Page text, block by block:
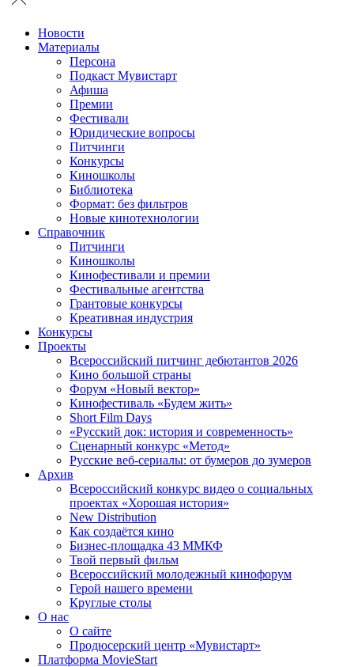
Новости
Материалы
Персона
Подкаст Мувистарт
Афиша
Премии
Фестивали
Юридические вопросы
Питчинги
Конкурсы
Киношколы
Библиотека
Формат: без фильтров
Новые кинотехнологии
Справочник
Питчинги
Киношколы
Кинофестивали и премии
Фестивальные агентства
Грантовые конкурсы
Креативная индустрия
Конкурсы
Проекты
Всероссийский питчинг дебютантов 2026
Кино большой страны
Форум «Новый вектор»
Кинофестиваль «Будем жить»
Short Film Days
«Русский док: история и современность»
Сценарный конкурс «Метод»
Русские веб-сериалы: от бумеров до зумеров
Архив
Всероссийский конкурс видео о социальных
проектах «Хорошая история»
New Distribution
Как создаётся кино
Бизнес-площадка 43 ММКФ
Твой первый фильм
Всероссийский молодежный кинофорум
Герой нашего времени
Круглые столы
О нас
О сайте
Продюсерский центр «Мувистарт»
Платформа MovieStart